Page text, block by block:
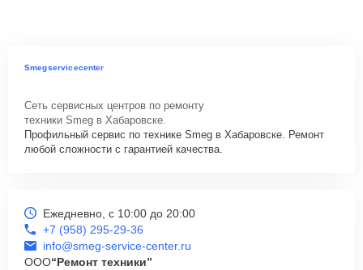
Smegservicecenter
Сеть сервисных центров по ремонту
техники Smeg в Хабаровске.
Профильный сервис по технике Smeg в Хабаровске. Ремонт
любой сложности с гарантией качества.
Ежедневно, с 10:00 до 20:00
+7 (958) 295-29-36
info@smeg-service-center.ru
ООО“Ремонт техники”